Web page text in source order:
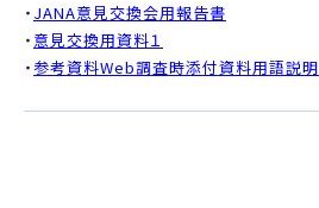
・ JANA意見交換会用報告書
・ 意見交換用資料１
・参考資料Web調査時添付資料用語説明